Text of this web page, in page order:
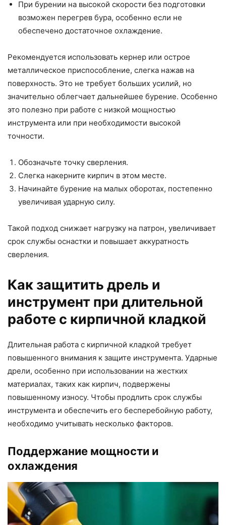
При бурении на высокой скорости без подготовки
возможен перегрев бура, особенно если не
обеспечено достаточное охлаждение.
Рекомендуется использовать кернер или острое
металлическое приспособление, слегка нажав на
поверхность. Это не требует больших усилий, но
значительно облегчает дальнейшее бурение. Особенно
это полезно при работе с низкой мощностью
инструмента или при необходимости высокой
точности.
Обозначьте точку сверления.
Слегка накерните кирпич в этом месте.
Начинайте бурение на малых оборотах, постепенно
увеличивая ударную силу.
Такой подход снижает нагрузку на патрон, увеличивает
срок службы оснастки и повышает аккуратность
сверления.
Как защитить дрель и
инструмент при длительной
работе с кирпичной кладкой
Длительная работа с кирпичной кладкой требует
повышенного внимания к защите инструмента. Ударные
дрели, особенно при использовании на жестких
материалах, таких как кирпич, подвержены
повышенному износу. Чтобы продлить срок службы
инструмента и обеспечить его бесперебойную работу,
необходимо учитывать несколько факторов.
Поддержание мощности и
охлаждения